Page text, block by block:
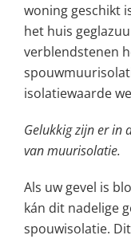
woning geschikt
het huis
verblendstenen
isolatiewaarde
Gelukkig zijn er in
van muurisolatie.
Als uw gevel is
kán dit nadelige
spouwisolatie.